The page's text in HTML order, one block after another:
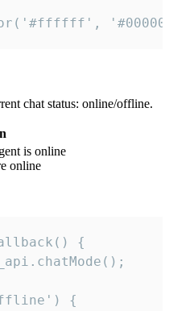
chat status: online/offline.
is online
online
{
{